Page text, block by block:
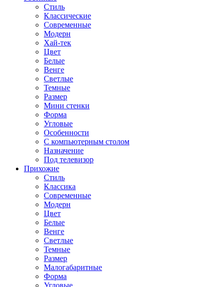
Стиль
Классические
Современные
Модерн
Хай-тек
Цвет
Белые
Венге
Светлые
Темные
Размер
Мини стенки
Форма
Угловые
Особенности
С компьютерным столом
Назначение
Под телевизор
Прихожие
Стиль
Классика
Современные
Модерн
Цвет
Белые
Венге
Светлые
Темные
Размер
Малогабаритные
Форма
Угловые